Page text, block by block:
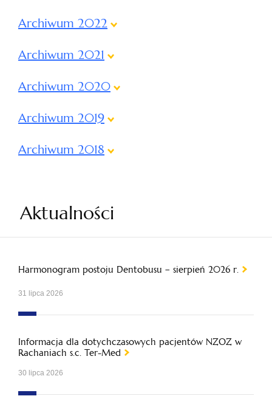
Archiwum 2022
Archiwum 2021
Archiwum 2020
Archiwum 2019
Archiwum 2018
Aktualności
Harmonogram postoju Dentobusu – sierpień 2026 r.
31 lipca 2026
Informacja dla dotychczasowych pacjentów NZOZ w
Rachaniach s.c. Ter-Med
30 lipca 2026